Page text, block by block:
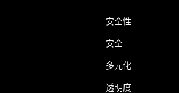
安全性
安全
多元化
透明度